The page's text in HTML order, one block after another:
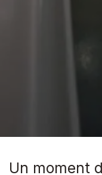
Un moment